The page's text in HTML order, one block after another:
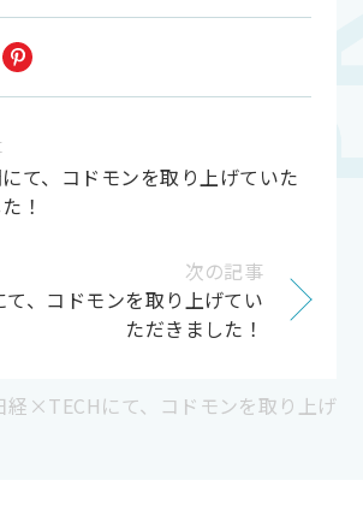
て、コドモンを取り上げていた
！
次の記事
、コドモンを取り上げてい
ただきました！
経×TECHにて、コドモンを取り上げ